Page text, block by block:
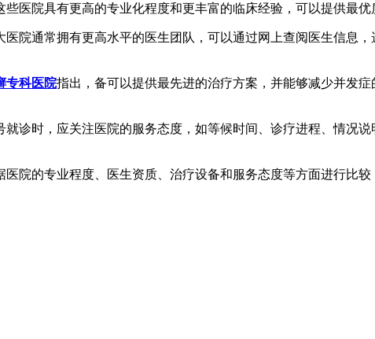
医院具有更高的专业化程度和更丰富的临床经验，可以提供最优
院通常拥有更高水平的医生团队，可以通过网上查阅医生信息
专科医院指出，备可以提供最先进的治疗方案，并能够减少并发
诊时，应关注医院的服务态度，如等候时间、诊疗进程、情况
院的专业程度、医生资质、治疗设备和服务态度等方面进行比较